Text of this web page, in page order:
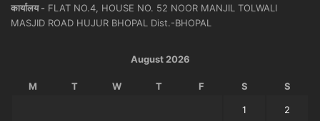
कार्यालय - FLAT NO.4, HOUSE NO. 52 NOOR MANJIL TOLWALI
MASJID ROAD HUJUR BHOPAL Dist.-BHOPAL
August 2026
M T W T F S S
1 2